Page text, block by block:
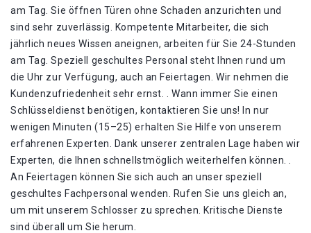
am Tag. Sie öffnen Türen ohne Schaden anzurichten und
sind sehr zuverlässig. Kompetente Mitarbeiter, die sich
jährlich neues Wissen aneignen, arbeiten für Sie 24-Stunden
am Tag. Speziell geschultes Personal steht Ihnen rund um
die Uhr zur Verfügung, auch an Feiertagen. Wir nehmen die
Kundenzufriedenheit sehr ernst. . Wann immer Sie einen
Schlüsseldienst benötigen, kontaktieren Sie uns! In nur
wenigen Minuten (15–25) erhalten Sie Hilfe von unserem
erfahrenen Experten. Dank unserer zentralen Lage haben wir
Experten, die Ihnen schnellstmöglich weiterhelfen können. .
An Feiertagen können Sie sich auch an unser speziell
geschultes Fachpersonal wenden. Rufen Sie uns gleich an,
um mit unserem Schlosser zu sprechen. Kritische Dienste
sind überall um Sie herum.